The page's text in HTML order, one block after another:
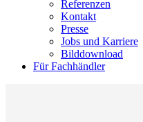
Referenzen
Kontakt
Presse
Jobs und Karriere
Bilddownload
Für Fachhändler